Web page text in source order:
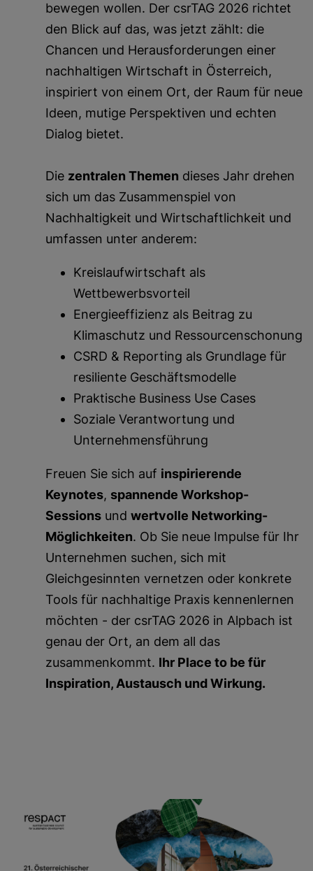
bewegen wollen. Der csrTAG 2026 richtet
den Blick auf das, was jetzt zählt: die
Chancen und Herausforderungen einer
nachhaltigen Wirtschaft in Österreich,
inspiriert von einem Ort, der Raum für neue
Ideen, mutige Perspektiven und echten
Dialog bietet.
Die zentralen Themen dieses Jahr drehen
sich um das Zusammenspiel von
Nachhaltigkeit und Wirtschaftlichkeit und
umfassen unter anderem:
Kreislaufwirtschaft als
Wettbewerbsvorteil
Energieeffizienz als Beitrag zu
Klimaschutz und Ressourcenschonung
CSRD & Reporting als Grundlage für
resiliente Geschäftsmodelle
Praktische Business Use Cases
Soziale Verantwortung und
Unternehmensführung
Freuen Sie sich auf inspirierende
Keynotes, spannende Workshop-
Sessions und wertvolle Networking-
Möglichkeiten. Ob Sie neue Impulse für Ihr
Unternehmen suchen, sich mit
Gleichgesinnten vernetzen oder konkrete
Tools für nachhaltige Praxis kennenlernen
möchten - der csrTAG 2026 in Alpbach ist
genau der Ort, an dem all das
zusammenkommt. Ihr Place to be für
Inspiration, Austausch und Wirkung.